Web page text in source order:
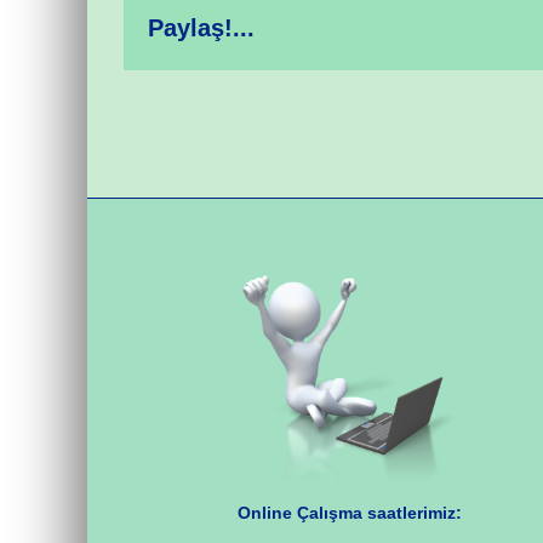
Paylaş!...
Online Çalışma saatlerimiz: